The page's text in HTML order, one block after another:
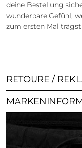
deine Bestellung
wunderbare Gefühl,
zum ersten Mal trägst!
RETOURE /